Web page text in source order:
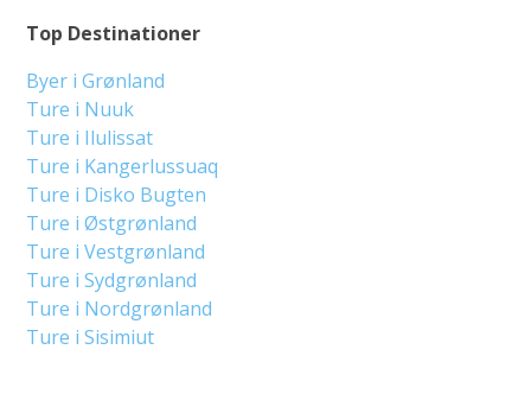
Top Destinationer
Byer i Grønland
Ture i Nuuk
Ture i Ilulissat
Ture i Kangerlussuaq
Ture i Disko Bugten
Ture i Østgrønland
Ture i Vestgrønland
Ture i Sydgrønland
Ture i Nordgrønland
Ture i Sisimiut